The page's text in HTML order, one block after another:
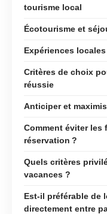
tourisme local
Écotourisme et
Expériences
Critères de choix
réussie
Anticiper et
Comment éviter les
réservation ?
Quels critères
vacances ?
Est-il préférable de
directement entre